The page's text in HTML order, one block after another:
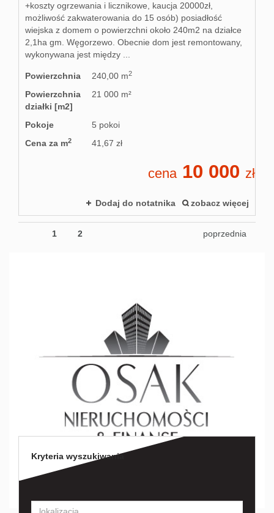
+koszty ogrzewania i licznikowe, kaucja 20000zł,
możliwość zakwaterowania do 15 osób) posiadłość
wiejska z domem o powierzchni około 240m2 na działce
2,1ha gm. Węgorzewo. Obecnie dom jest remontowany,
wykonywana jest między ...
Powierzchnia 240,00 m2
Powierzchnia
działki [m2]
21 000 m²
Pokoje
5 pokoi
Cena za m2 41,67 zł
cena10 000 zł
Dodaj do notatnika zobacz więcej
1 2 poprzednia
Kryteria wyszukiwania